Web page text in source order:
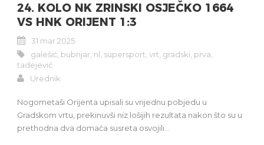
24. KOLO NK ZRINSKI OSJEČKO 1664
VS HNK ORIJENT 1:3
31 mar 2025
galešić bubnjar nl supersport vrt gradski prva
tadejević
Urednik
Nogometaši Orijenta upisali su vrijednu pobjedu u
Gradskom vrtu, prekinuvši niz lošijih rezultata nakon što su u
prethodna dva domaća susreta osvojili...